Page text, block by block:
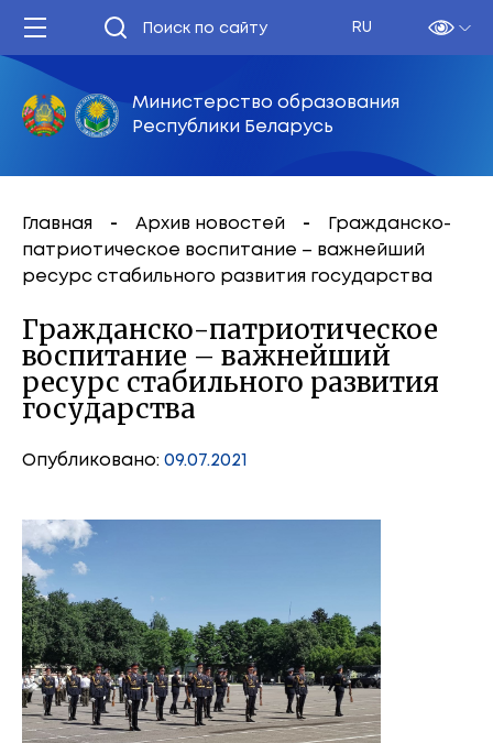
RU
Министерство образования
Республики Беларусь
Главная Архив новостей
Гражданско-
патриотическое воспитание – важнейший
ресурс стабильного развития государства
Гражданско-патриотическое
воспитание – важнейший
ресурс стабильного развития
государства
Опубликовано: 09.07.2021